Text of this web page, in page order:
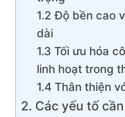
1.2 Độ bền cao
dài
1.3 Tối ưu hóa
linh hoạt trong
1.4 Thân thiện
2. Các yếu tố